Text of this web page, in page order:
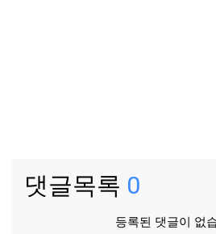
댓글목록 0
등록된 댓글이 없